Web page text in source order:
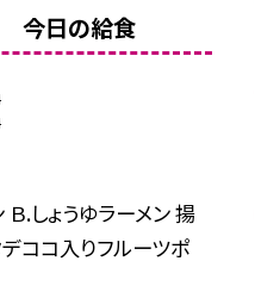
今日の給食
.しょうゆラーメン 揚
デココ入りフルーツポ